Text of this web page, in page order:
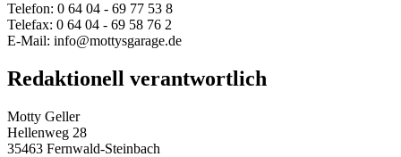
Telefon: 0 64 04 - 69 77 53 8
Telefax: 0 64 04 - 69 58 76 2
E-Mail: info@mottysgarage.de
Redaktionell verantwortlich
Motty Geller
Hellenweg 28
35463 Fernwald-Steinbach